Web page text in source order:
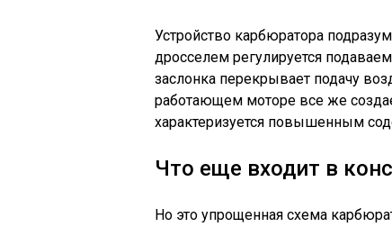
Устройство карбюратора
дросселем регулируется
заслонка перекрывает подачу
работающем моторе все же
характеризуется повышенным
Что еще входит в
Но это упрощенная схема